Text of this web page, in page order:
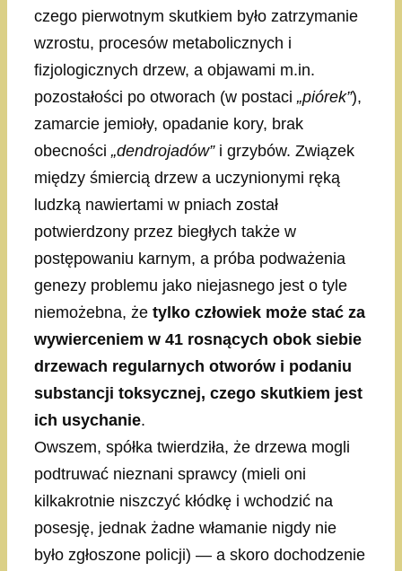
czego pierwotnym skutkiem było zatrzymanie
wzrostu, procesów metabolicznych i
fizjologicznych drzew, a objawami m.in.
pozostałości po otworach (w postaci „piórek”),
zamarcie jemioły, opadanie kory, brak
obecności „dendrojadów”i grzybów. Związek
między śmiercią drzew a uczynionymi ręką
ludzką nawiertami w pniach został
potwierdzony przez biegłych także w
postępowaniu karnym, a próba podważenia
genezy problemu jako niejasnego jest o tyle
niemożebna, że tylko człowiek może stać za
wywierceniem w 41 rosnących obok siebie
drzewach regularnych otworów i podaniu
substancji toksycznej, czego skutkiem jest
ich usychanie.
Owszem, spółka twierdziła, że drzewa mogli
podtruwać nieznani sprawcy (mieli oni
kilkakrotnie niszczyć kłódkę i wchodzić na
posesję, jednak żadne włamanie nigdy nie
było zgłoszone policji) — a skoro dochodzenie